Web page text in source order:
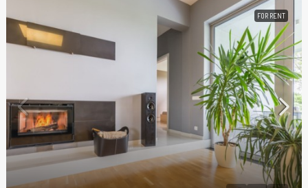
FOR RENT